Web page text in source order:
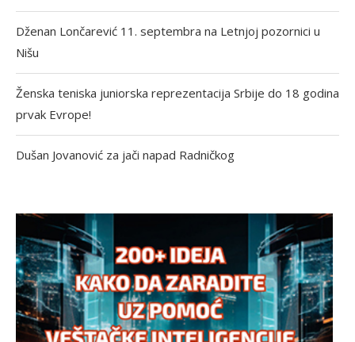
Dženan Lončarević 11. septembra na Letnjoj pozornici u
Nišu
Ženska teniska juniorska reprezentacija Srbije do 18 godina
prvak Evrope!
Dušan Jovanović za jači napad Radničkog